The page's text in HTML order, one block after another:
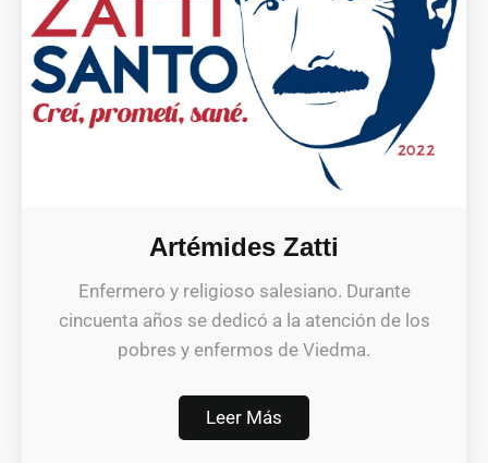
Artémides Zatti
Enfermero y religioso salesiano. Durante
cincuenta años se dedicó a la atención de los
pobres y enfermos de Viedma.
Leer Más